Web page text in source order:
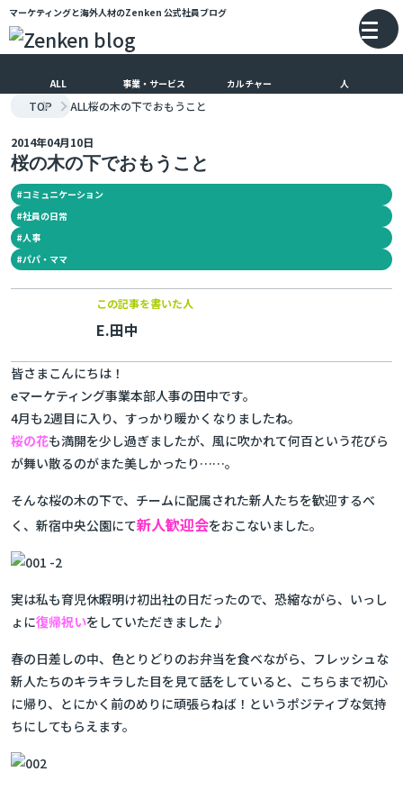
メインコンテンツにスキップ
マーケティングと海外人材のZenken 公式社員ブログ
ALL 事業・サービス カルチャー 人
TOP ALL桜の木の下でおもうこと
桜の木の下でおもうこと
2014年04月10日
#コミュニケーション
#社員の日常
#人事
#パパ・ママ
この記事を書いた人
E.田中
皆さまこんにちは！
eマーケティング事業本部人事の田中です。
4月も2週目に入り、すっかり暖かくなりましたね。
桜の花も満開を少し過ぎましたが、風に吹かれて何百という花びら
が舞い散るのがまた美しかったり……。
そんな桜の木の下で、チームに配属された新人たちを歓迎するべ
く、新宿中央公園にて新人歓迎会をおこないました。
実は私も育児休暇明け初出社の日だったので、恐縮ながら、いっし
ょに復帰祝いをしていただきました♪
春の日差しの中、色とりどりのお弁当を食べながら、フレッシュな
新人たちのキラキラした目を見て話をしていると、こちらまで初心
に帰り、とにかく前のめりに頑張らねば！というポジティブな気持
ちにしてもらえます。